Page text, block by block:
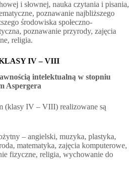
i słownej, nauka czytania i pisania,
poznawanie najbliższego
środowiska społeczno-
poznawanie przyrody, zajęcia
religia.
IV – VIII
intelektualną w stopniu
Aspergera
(klasy IV – VIII) realizowane są
– angielski, muzyka, plastyka,
matematyka, zajęcia komputerowe,
fizyczne, religia, wychowanie do